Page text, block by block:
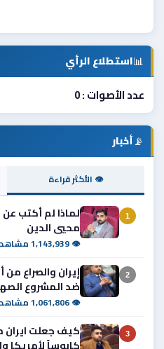
📊استطلاع الرأي
عدد الأصوات : 0
📡أخبار
👁 الأكثر قراءة
1
لماذا لم أكتب
محيي الدين
👁 1,143,939 مشاهدة
2
إيران والصراع
ضد المشروع
👁 1,061,806 مشاهدة
3
كيف جعلت ايران